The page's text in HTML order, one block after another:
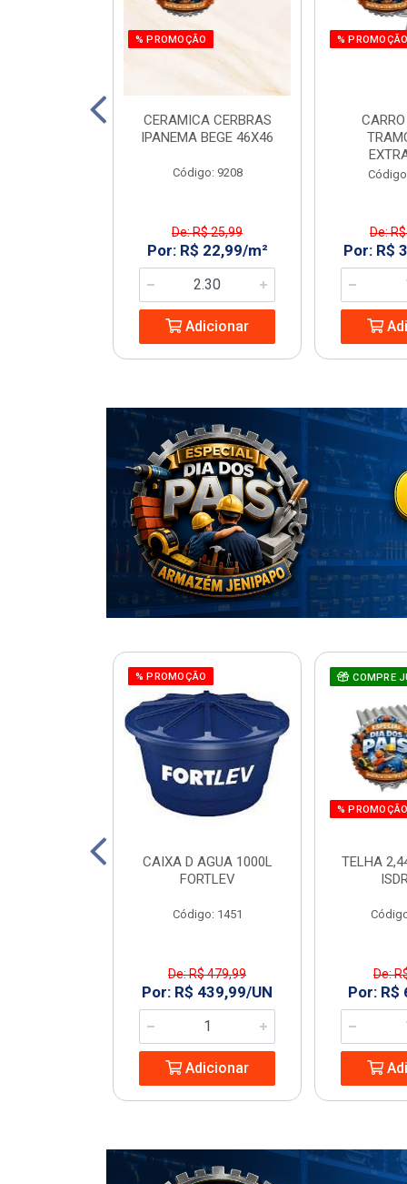
% PROMOÇÃO
CERAMICA CERBRAS
IPANEMA BEGE 46X46
Código: 9208
De: R$ 25,99
Por: R$ 22,99/m²
Adicionar
%
De:
Por: R$
% PROMOÇÃO
CAIXA D AGUA 1000L
FORTLEV
Código: 1451
De: R$ 479,99
Por: R$ 439,99/UN
Adicionar
COMPRE
%
TELHA
De:
Por: R$